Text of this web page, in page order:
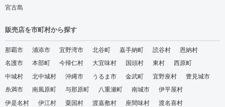
宮古島
販売店を市町村から探す
那覇市 浦添市 宜野湾市 北谷町 嘉手納町 読谷村
恩納村
名護市
本部町 今帰仁村 大宜味村 国頭村 東村
西原町
中城村
北中城村 沖縄市 うるま市 金武町 宜野座村
豊見城市
糸満市
南風原町 与那原町 八重瀬町 南城市
伊平屋村
伊是名村
伊江村 粟国村 渡嘉敷村 座間味村
渡名喜村